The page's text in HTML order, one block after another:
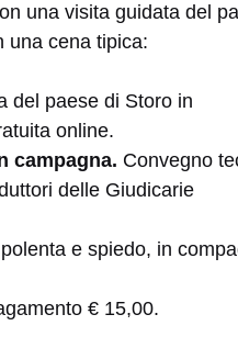
una visita guidata del
una cena tipica:
del paese di Storo in
online.
campagna. Convegno
delle Giudicarie
e spiedo, in
€ 15,00.